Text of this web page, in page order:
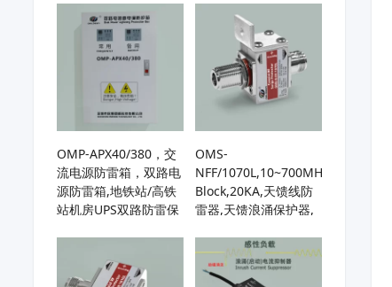
通信保护、C波段雷达
防雷防护
OMP-APX40/380，交
流电源防雷箱，双路电
源防雷箱,地铁站/高铁
站机房UPS双路防雷保
OMS-
NFF/1070L,10~700MHz,DC
Block,20KA,天馈线防
雷器,天馈浪涌保护器,
HF/UHF/VHF天线或接
收机